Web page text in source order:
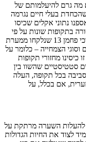
מה גרם להיעלמותם של
בעלי חיים נגרמה
נתוני אקלים שכיסו
בתקופות שונות על פי
רמתו של האיזוטופ חמצן 18. אחרים בחנו ערכי פחמן 13 שנלקחו ממערת
הצמחייה – כלומר על
מחזורי תקופות
סטטיסטיים שהשוו בין
בכל תקופה, העלה
אם בכלל, על
להעלות השערה מרתקת על
לצוד את החיות הגדולות